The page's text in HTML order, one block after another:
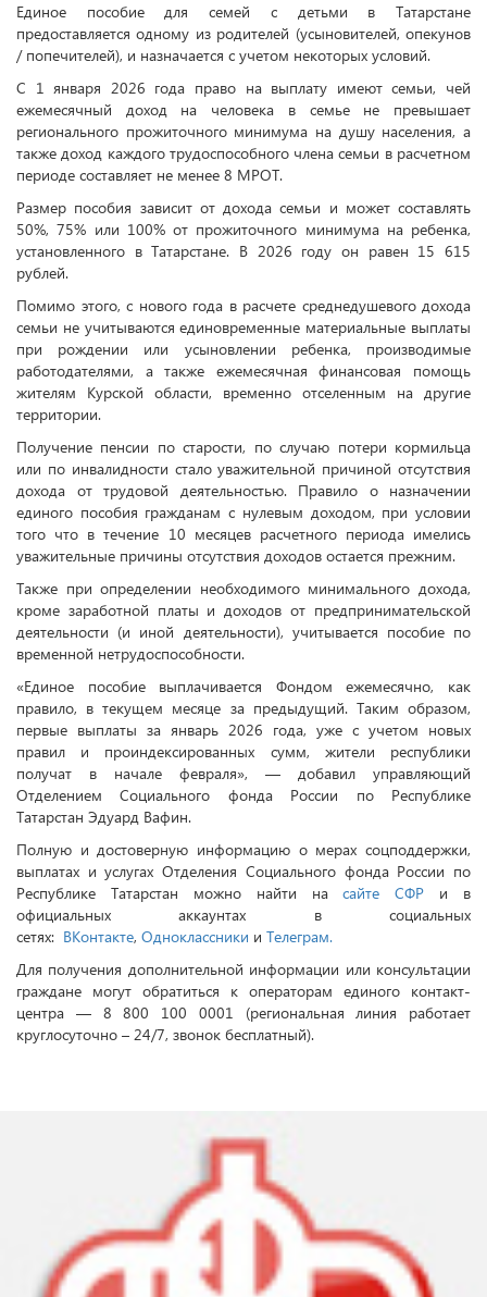
Единое пособие для семей с детьми в Татарстане
предоставляется одному из родителей (усыновителей, опекунов
/ попечителей), и назначается с учетом некоторых условий.
С 1 января 2026 года право на выплату имеют семьи, чей
ежемесячный доход на человека в семье не превышает
регионального прожиточного минимума на душу населения, а
также доход каждого трудоспособного члена семьи в расчетном
периоде составляет не менее 8 МРОТ.
Размер пособия зависит от дохода семьи и может составлять
50%, 75% или 100% от прожиточного минимума на ребенка,
установленного в Татарстане. В 2026 году он равен 15 615
рублей.
Помимо этого, с нового года в расчете среднедушевого дохода
семьи не учитываются единовременные материальные выплаты
при рождении или усыновлении ребенка, производимые
работодателями, а также ежемесячная финансовая помощь
жителям Курской области, временно отселенным на другие
территории.
Получение пенсии по старости, по случаю потери кормильца
или по инвалидности стало уважительной причиной отсутствия
дохода от трудовой деятельностью. Правило о назначении
единого пособия гражданам с нулевым доходом, при условии
того что в течение 10 месяцев расчетного периода имелись
уважительные причины отсутствия доходов остается прежним.
Также при определении необходимого минимального дохода,
кроме заработной платы и доходов от предпринимательской
деятельности (и иной деятельности), учитывается пособие по
временной нетрудоспособности.
«Единое пособие выплачивается Фондом ежемесячно, как
правило, в текущем месяце за предыдущий. Таким образом,
первые выплаты за январь 2026 года, уже с учетом новых
правил и проиндексированных сумм, жители республики
получат в начале февраля», — добавил управляющий
Отделением Социального фонда России по Республике
Татарстан Эдуард Вафин.
Полную и достоверную информацию о мерах соцподдержки,
выплатах и услугах Отделения Социального фонда России по
Республике Татарстан можно найти насайте СФР и в
официальных аккаунтах в социальных
сетях: ВКонтакте, Одноклассники и Телеграм.
Для получения дополнительной информации или консультации
граждане могут обратиться к операторам единого контакт-
центра — 8 800 100 0001 (региональная линия работает
круглосуточно – 24/7, звонок бесплатный).